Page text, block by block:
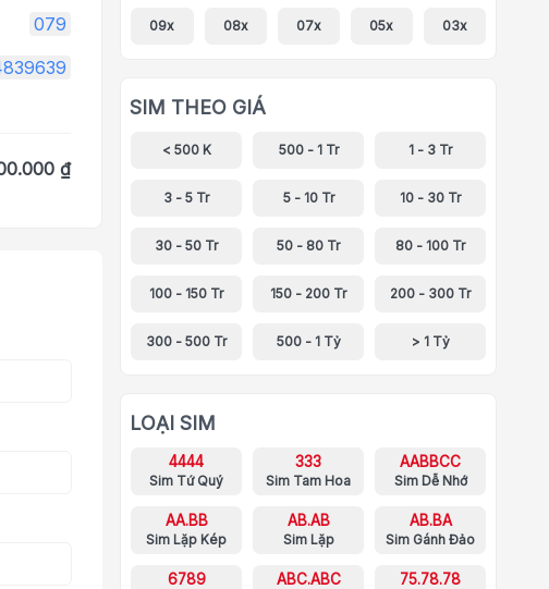
079
₫
09x 08x 07x 05x 03x
SIM THEO GIÁ
< 500 K 500 - 1 Tr 1 - 3 Tr
3 - 5 Tr 5 - 10 Tr 10 - 30 Tr
30 - 50 Tr 50 - 80 Tr 80 - 100 Tr
100 - 150 Tr 150 - 200 Tr 200 - 300 Tr
300 - 500 Tr 500 - 1 Tỷ > 1 Tỷ
LOẠI SIM
4444
Sim Tứ Quý
333
Sim Tam Hoa
AABBCC
Sim Dễ Nhớ
AA.BB
Sim Lặp Kép
AB.AB
Sim Lặp
AB.BA
Sim Gánh Đảo
6789 ABC.ABC 75.78.78